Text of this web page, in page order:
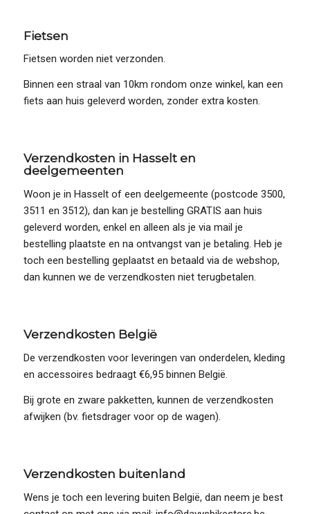
Fietsen
Fietsen worden niet verzonden.
Binnen een straal van 10km rondom onze winkel, kan een
fiets aan huis geleverd worden, zonder extra kosten.
Verzendkosten in Hasselt en
deelgemeenten
Woon je in Hasselt of een deelgemeente (postcode 3500,
3511 en 3512), dan kan je bestelling GRATIS aan huis
geleverd worden, enkel en alleen als je via mail je
bestelling plaatste en na ontvangst van je betaling. Heb je
toch een bestelling geplaatst en betaald via de webshop,
dan kunnen we de verzendkosten niet terugbetalen.
Verzendkosten België
De verzendkosten voor leveringen van onderdelen, kleding
en accessoires bedraagt €6,95 binnen België.
Bij grote en zware pakketten, kunnen de verzendkosten
afwijken (bv. fietsdrager voor op de wagen).
Verzendkosten buitenland
Wens je toch een levering buiten België, dan neem je best